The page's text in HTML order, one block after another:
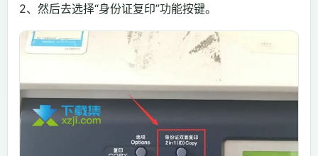
2、然后去选择“身份证复印”功能按键。